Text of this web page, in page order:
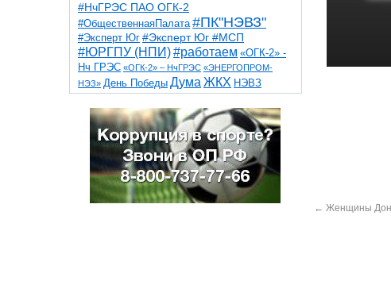
#НчГРЭС ПАО ОГК-2
#ОбщественнаяПалата #ПК"НЭВЗ"
#Эксперт Юг #Эксперт Юг #МСП
#ЮРГПУ (НПИ)#работаем «ОГК-2» -
Нч ГРЭС «ОГК-2» – НчГРЭС «ЭНЕРГОПРОМ-
НЭЗ» День Победы Дума ЖКХ НЭВЗ
НчГРЭС ТНТ
благоустройствоветераны выборы
детидороги казаки коррупция космос
общественная палата парк пожар роща
спорт театр транспорт художники
← Женщины